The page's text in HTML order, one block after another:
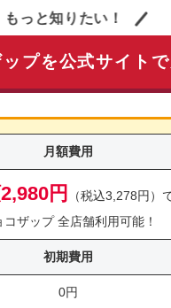
もっと知りたい！
プを公式サイト
月額費用
円
（税込3,278円）
コザップ 全店舗利用可能！
初期費用
0円